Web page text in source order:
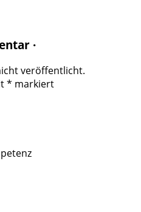
·
veröffentlicht.
* markiert